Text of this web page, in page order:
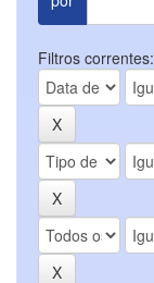
Filtros correntes: